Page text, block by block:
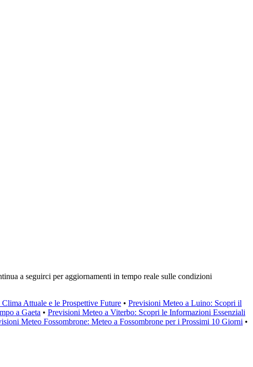
a seguirci per aggiornamenti in tempo reale sulle condizioni
Attuale e le Prospettive Future • Previsioni Meteo a Luino: Scopri il
a Gaeta • Previsioni Meteo a Viterbo: Scopri le Informazioni Essenziali
Meteo Fossombrone: Meteo a Fossombrone per i Prossimi 10 Giorni •